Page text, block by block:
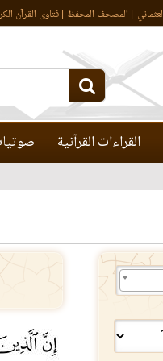
المصحف المحفظ فتاوى القرآن
القراءات القرآنية